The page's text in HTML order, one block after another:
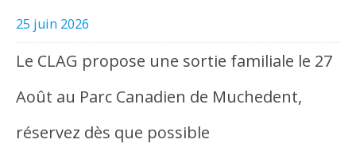
25 juin 2026
Le CLAG propose une sortie familiale le 27
Août au Parc Canadien de Muchedent,
réservez dès que possible